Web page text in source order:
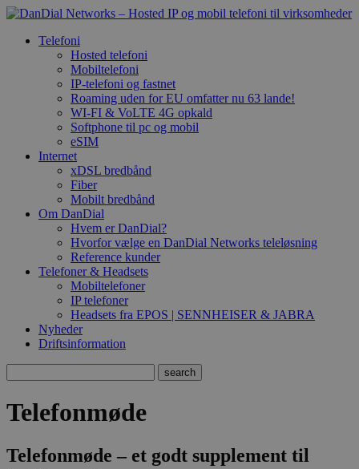
Telefoni
Hosted telefoni
Mobiltelefoni
IP-telefoni og fastnet
Roaming uden for EU omfatter nu 63 lande!
WI-FI & VoLTE 4G opkald
Softphone til pc og mobil
eSIM
Internet
xDSL bredbånd
Fiber
Mobilt bredbånd
Om DanDial
Hvem er DanDial?
Hvorfor vælge en DanDial Networks teleløsning
Reference kunder
Telefoner & Headsets
Mobiltelefoner
IP telefoner
Headsets fra EPOS | SENNHEISER & JABRA
Nyheder
Driftsinformation
Telefonmøde
Telefonmøde – et godt supplement til